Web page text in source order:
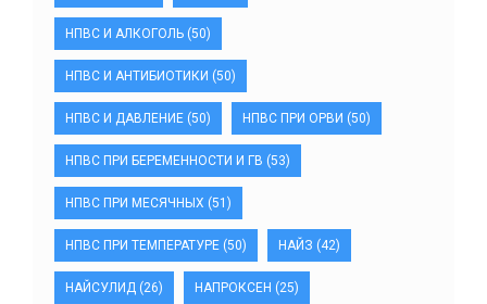
НПВС И АЛКОГОЛЬ (50)
НПВС И АНТИБИОТИКИ (50)
НПВС И ДАВЛЕНИЕ (50) НПВС ПРИ ОРВИ (50)
НПВС ПРИ БЕРЕМЕННОСТИ И ГВ (53)
НПВС ПРИ МЕСЯЧНЫХ (51)
НПВС ПРИ ТЕМПЕРАТУРЕ (50) НАЙЗ (42)
НАЙСУЛИД (26) НАПРОКСЕН (25)